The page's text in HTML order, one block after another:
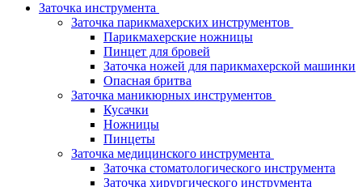
Заточка инструмента
Заточка парикмахерских инструментов
Парикмахерские ножницы
Пинцет для бровей
Заточка ножей для парикмахерской машинки
Опасная бритва
Заточка маникюрных инструментов
Кусачки
Ножницы
Пинцеты
Заточка медицинского инструмента
Заточка стоматологического инструмента
Заточка хирургического инструмента